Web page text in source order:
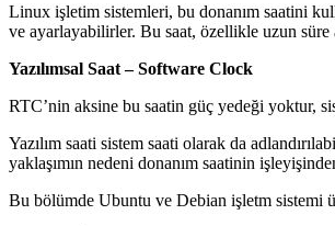
Linux işletim sistemleri, bu donanım saatini
ve ayarlayabilirler. Bu saat, özellikle uzun süre
Yazılımsal Saat – Software Clock
RTC’nin aksine bu saatin güç yedeği yoktur,
Yazılım saati sistem saati olarak da
yaklaşımın nedeni donanım saatinin
Bu bölümde Ubuntu ve Debian işletm sistemi